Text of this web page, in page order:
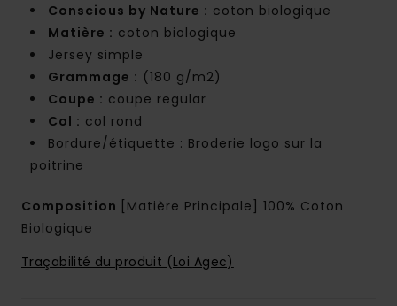
Conscious by Nature : coton biologique
Matière : coton biologique
Jersey simple
Grammage : (180 g/m2)
Coupe : coupe regular
Col : col rond
Bordure/étiquette : Broderie logo sur la
poitrine
Composition [Matière Principale] 100% Coton
Biologique
Traçabilité du produit (Loi Agec)